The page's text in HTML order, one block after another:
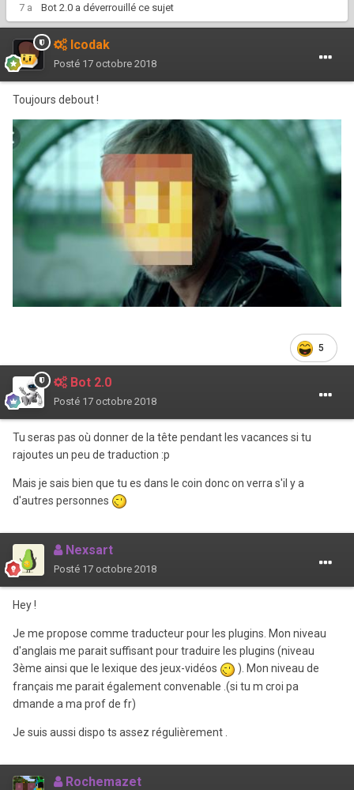
7 a Bot 2.0 a déverrouillé ce sujet
Icodak
Posté 17 octobre 2018
Toujours debout !
5
Bot 2.0
Posté 17 octobre 2018
Tu seras pas où donner de la tête pendant les vacances si tu
rajoutes un peu de traduction :p
Mais je sais bien que tu es dans le coin donc on verra s'il y a
d'autres personnes
Nexsart
Posté 17 octobre 2018
Hey !
Je me propose comme traducteur pour les plugins. Mon niveau
d'anglais me parait suffisant pour traduire les plugins (niveau
3ème ainsi que le lexique des jeux-vidéos
). Mon niveau de
français me parait également convenable .(si tu m croi pa
dmande a ma prof de fr)
Je suis aussi dispo ts assez régulièrement .
Rochemazet